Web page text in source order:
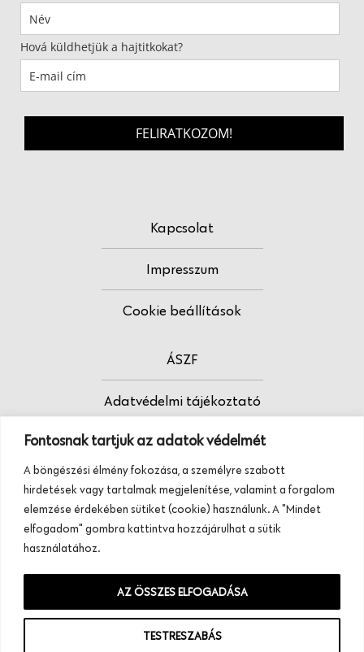
Fontosnak tartjuk az adatok védelmét
A böngészési élmény fokozása, a személyre szabott
hirdetések vagy tartalmak megjelenítése, valamint a forgalom
elemzése érdekében sütiket (cookie) használunk. A "Mindet
elfogadom" gombra kattintva hozzájárulhat a sütik
használatához.
TESTRESZABÁS
AZ ÖSSZES ELFOGADÁSA
Hová küldhetjük a hajtitkokat?
FELIRATKOZOM!
Kapcsolat
Impresszum
Cookie beállítások
ÁSZF
Adatvédelmi tájékoztató
Fodrász vagy?
Tudj meg többet termékeinkről, szolgáltatásainkról.
Hívj minket, vagy üzenj nekünk ezen a
telefonszámon:
+36 20 945 84 74